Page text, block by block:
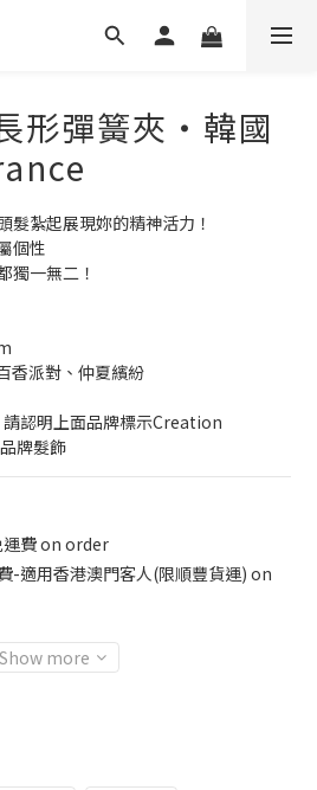
形彈簧夾‧韓國
紮起展現妳的精神活力！
個性
獨一無二！
香派對、仲夏繽紛
認明上面品牌標示Creation
牌髮飾
運費 on order
-適用香港澳門客人(限順豐貨運) on
Show more